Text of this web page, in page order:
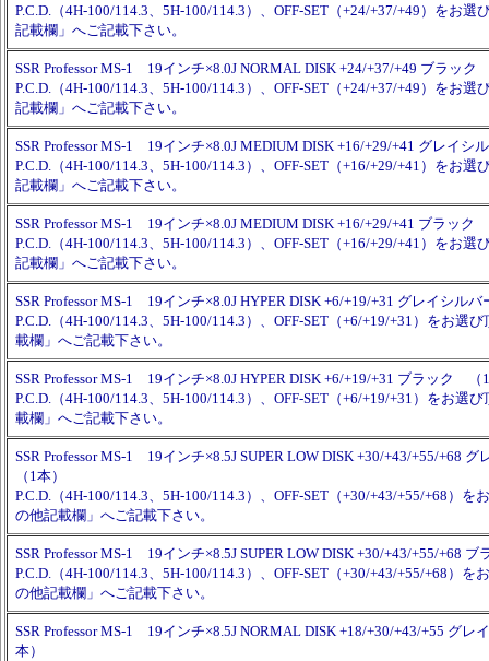
P.C.D.（4H-100/114.3、5H-100/114.3）、OFF-SET（+24/+37/+49）をお選
記載欄」へご記載下さい。
SSR Professor MS-1 19インチ×8.0J NORMAL DISK +24/+37/+49 ブラッ
P.C.D.（4H-100/114.3、5H-100/114.3）、OFF-SET（+24/+37/+49）をお選
記載欄」へご記載下さい。
SSR Professor MS-1 19インチ×8.0J MEDIUM DISK +16/+29/+41 グレイ
P.C.D.（4H-100/114.3、5H-100/114.3）、OFF-SET（+16/+29/+41）をお選
記載欄」へご記載下さい。
SSR Professor MS-1 19インチ×8.0J MEDIUM DISK +16/+29/+41 ブラック
P.C.D.（4H-100/114.3、5H-100/114.3）、OFF-SET（+16/+29/+41）をお選
記載欄」へご記載下さい。
SSR Professor MS-1 19インチ×8.0J HYPER DISK +6/+19/+31 グレイシル
P.C.D.（4H-100/114.3、5H-100/114.3）、OFF-SET（+6/+19/+31）をお選
載欄」へご記載下さい。
SSR Professor MS-1 19インチ×8.0J HYPER DISK +6/+19/+31 ブラック （
P.C.D.（4H-100/114.3、5H-100/114.3）、OFF-SET（+6/+19/+31）をお選
載欄」へご記載下さい。
SSR Professor MS-1 19インチ×8.5J SUPER LOW DISK +30/+43/+55/+68
（1本）
P.C.D.（4H-100/114.3、5H-100/114.3）、OFF-SET（+30/+43/+55/+68）を
の他記載欄」へご記載下さい。
SSR Professor MS-1 19インチ×8.5J SUPER LOW DISK +30/+43/+55/+68
P.C.D.（4H-100/114.3、5H-100/114.3）、OFF-SET（+30/+43/+55/+68）を
の他記載欄」へご記載下さい。
SSR Professor MS-1 19インチ×8.5J NORMAL DISK +18/+30/+43/+55 グ
本）